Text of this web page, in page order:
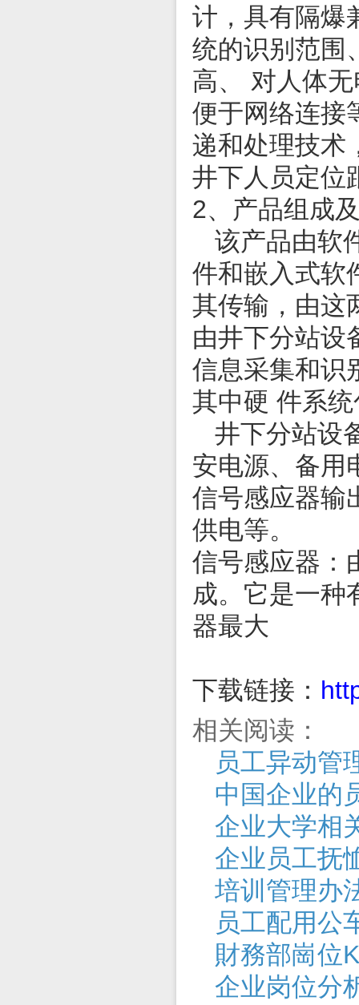
计，具有隔爆
统的识别范围
高、 对人体
便于网络连接
递和处理技术
井下人员定位
2、产品组成
该产品由软
件和嵌入式软
其传输，由这
由井下分站设
信息采集和识
其中硬 件系
井下分站设
安电源、备用
信号感应器输
供电等。
信号感应器：
成。它是一种
器最大
下载链接：
相关阅读：
员工异动管
中国企业的
企业大学相
企业员工抚
培训管理办
员工配用公
財務部崗位
企业岗位分